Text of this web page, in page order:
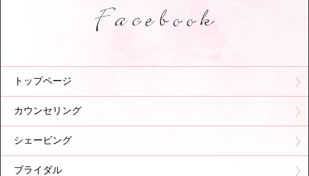
トップページ
カウンセリング
シェービング
ブライダル